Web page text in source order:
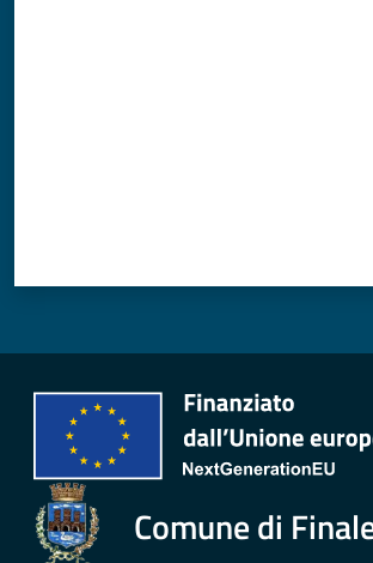
Comune di